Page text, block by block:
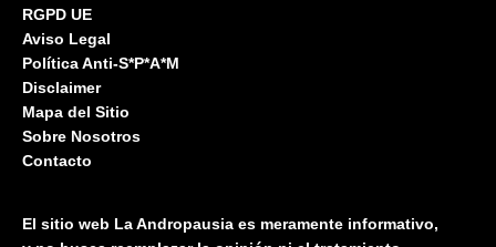
RGPD UE
Aviso Legal
Política Anti-S*P*A*M
Disclaimer
Mapa del Sitio
Sobre Nosotros
Contacto
El sitio web La Andropausia es meramente informativo,